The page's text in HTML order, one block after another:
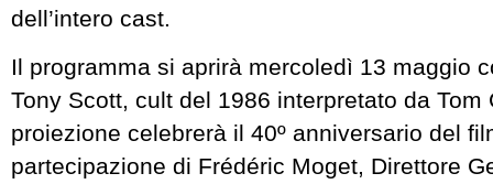
dell’intero cast.
Il programma si aprirà mercoledì 13 maggio
Tony Scott, cult del 1986 interpretato da Tom
proiezione celebrerà il 40º anniversario del
partecipazione di Frédéric Moget, Direttore